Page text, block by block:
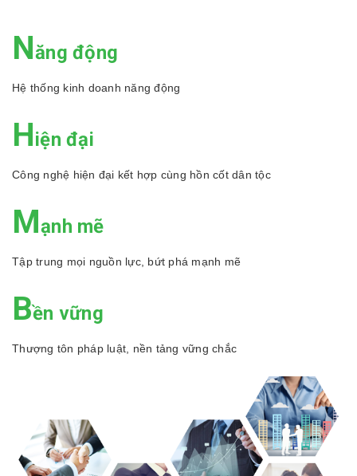
Năng động
Hệ thống kinh doanh năng động
Hiện đại
Công nghệ hiện đại kết hợp cùng hồn cốt dân tộc
Mạnh mẽ
Tập trung mọi nguồn lực, bứt phá mạnh mẽ
Bền vững
Thượng tôn pháp luật, nền tảng vững chắc